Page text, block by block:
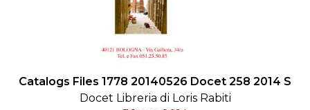
Catalogs Files 1778 20140526 Docet 258 2014 S
Docet Libreria di Loris Rabiti